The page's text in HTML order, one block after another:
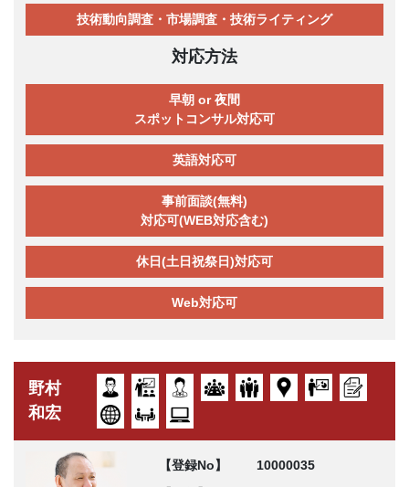
技術動向調査・市場調査・技術ライティング
対応方法
早朝 or 夜間
スポットコンサル対応可
英語対応可
事前面談(無料)
対応可(WEB対応含む)
休日(土日祝祭日)対応可
Web対応可
野村
和宏
【登録No】
10000035